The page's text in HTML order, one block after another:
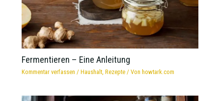
Fermentieren – Eine Anleitung
Kommentar verfassen /Haushalt ,Rezepte / Von howtark.com